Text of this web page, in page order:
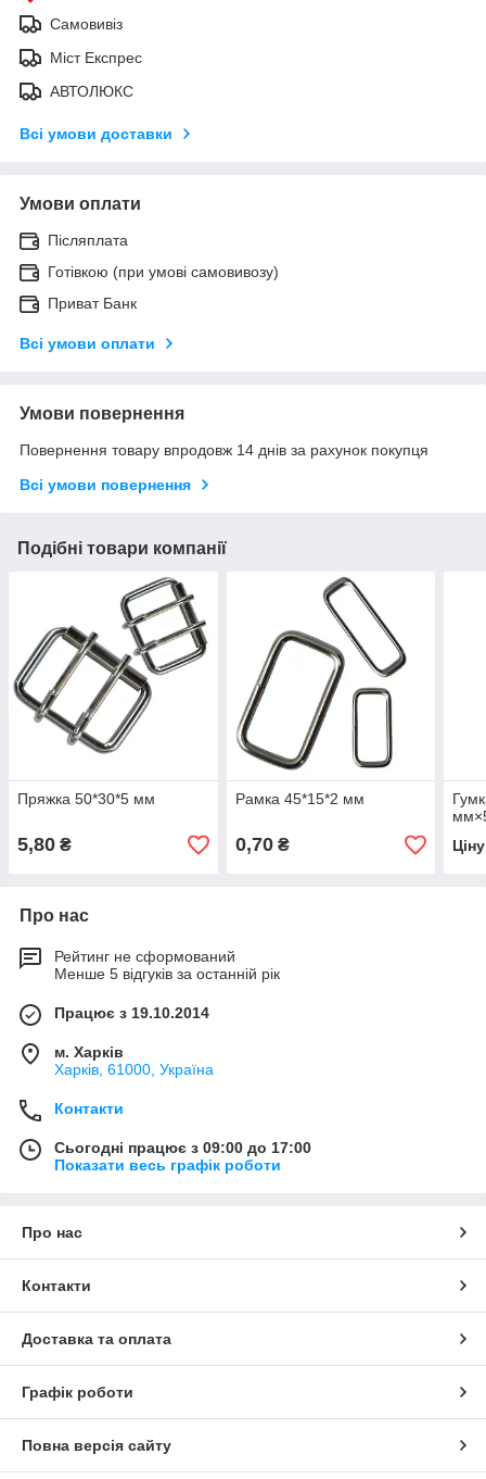
Самовивіз
Міст Експрес
АВТОЛЮКС
Всі умови доставки
Умови оплати
Післяплата
Готівкою (при умові самовивозу)
Приват Банк
Всі умови оплати
Умови повернення
Повернення товару впродовж 14 днів за рахунок покупця
Всі умови повернення
Подібні товари компанії
Пряжка 50*30*5 мм
5,80 ₴
Рамка 45*15*2 мм
0,70₴
Про нас
Рейтинг не сформований
Менше 5 відгуків за останній рік
Працює з 19.10.2014
м. Харків
Харків, 61000, Україна
Контакти
Сьогодні працює з 09:00 до 17:00
Показати весь графік роботи
Про нас
Контакти
Доставка та оплата
Графік роботи
Повна версія сайту